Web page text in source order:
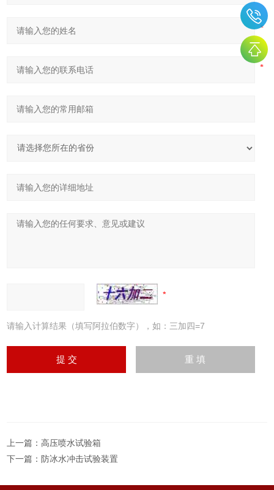
请输入计算结果（填写阿拉伯数字），如：三加四=7
上一篇：高压喷水试验箱
下一篇： 防冰水冲击试验装置